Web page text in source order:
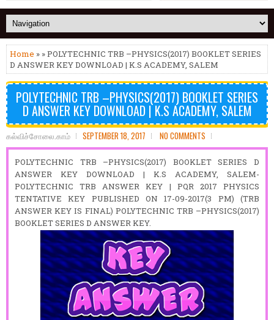
Home » » POLYTECHNIC TRB –PHYSICS(2017) BOOKLET SERIES
D ANSWER KEY DOWNLOAD | K.S ACADEMY, SALEM
POLYTECHNIC TRB –PHYSICS(2017) BOOKLET SERIES
D ANSWER KEY DOWNLOAD | K.S ACADEMY, SALEM
கல்விச்சோலை.காம் SEPTEMBER 18, 2017 NO COMMENTS
POLYTECHNIC TRB –PHYSICS(2017) BOOKLET SERIES D
ANSWER KEY DOWNLOAD | K.S ACADEMY, SALEM-
POLYTECHNIC TRB ANSWER KEY | PQR 2017 PHYSICS
TENTATIVE KEY PUBLISHED ON 17-09-2017(3 PM) (TRB
ANSWER KEY IS FINAL) POLYTECHNIC TRB –PHYSICS(2017)
BOOKLET SERIES D ANSWER KEY.